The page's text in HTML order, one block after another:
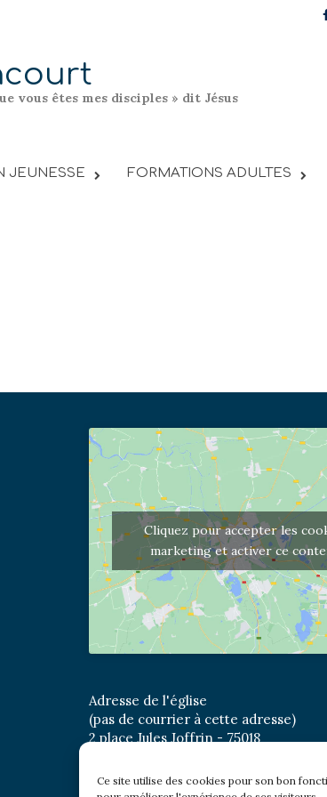
Ce site utilise des cookies pour son bon
vous êtes mes disciples » dit Jésus
JEUNESSE FORMATIONS ADULTES
Cliquez pour accepter les
marketing et activer ce
Adresse de l'église
(pas de courrier à cette adresse)
2 place Jules Joffrin - 75018
Bus : Mairie du XVIII